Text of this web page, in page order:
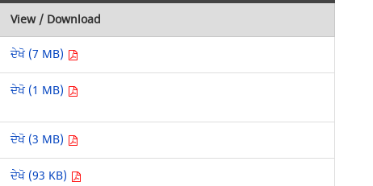
View / Download
ਦੇਖੋ (7 MB)
ਦੇਖੋ (1 MB)
ਦੇਖੋ (3 MB)
ਦੇਖੋ (93 KB)